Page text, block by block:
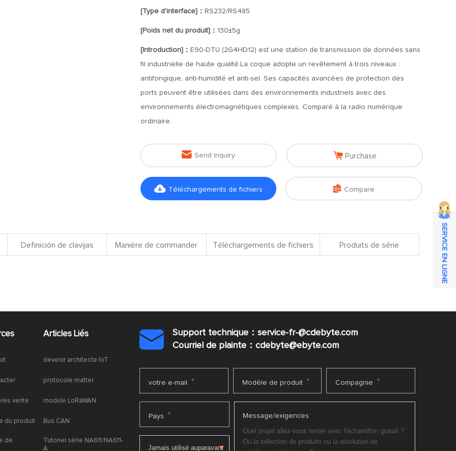
[Type d'interface]： RS232/RS485
[Poids net du produit]： 130±5g
[Introduction]： E90-DTU (2G4HD12) est une station de transmission de données sans
fil industrielle de haute qualité.La coque adopte un revêtement à trois niveaux :
antifongique, anti-humidité et anti-sel. Ses capacités avancées de protection des
ports peuvent être utilisées dans des environnements industriels avec des
environnements électromagnétiques complexes. Comparé à la radio numérique
ordinaire.
 Send Inquiry  Purchase
 Téléchargements de fichiers  Compare
Definición de clavijas Manière de commander Téléchargements de fichiers Produits de série
vente
du produit
de
Articles Liés
devenir architecte IoT
protocole matter
module LoRaWAN
Bus CAN
Tutoriel série NA611/NA611-
A

Support technique：service-fr-@cdebyte.com
Courriel de plainte：cdebyte@ebyte.com
votre e-mail * Modèle de produit * Compagnie *
Pays * Message/exigences
SERVICE EN LIGNE